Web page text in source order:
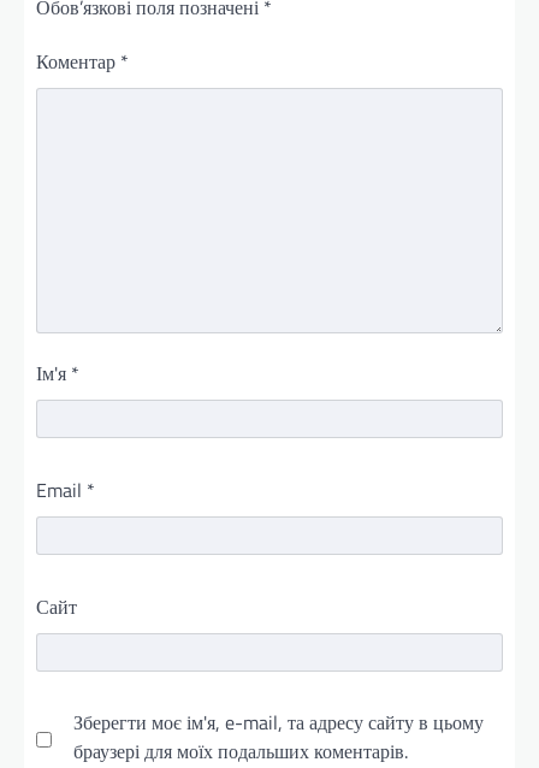
Обов’язкові поля позначені *
Коментар *
Ім'я *
Email *
Сайт
Зберегти моє ім'я, e-mail, та адресу сайту в цьому
браузері для моїх подальших коментарів.